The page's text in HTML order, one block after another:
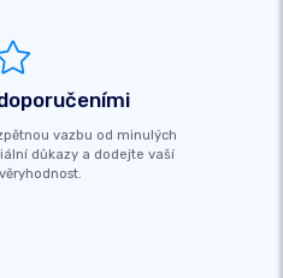
vazbu od minulých
důkazy a dodejte vaší